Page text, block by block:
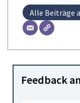
Alle Beiträge
Feedback